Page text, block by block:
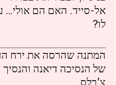
אל-סייד. האם הם אולי…
לו?
המתנה שהרסה את ירח
של הנסיכה דיאנה והנסיך
צ'רלס